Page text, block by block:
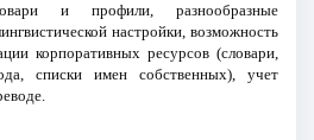
и профили, разнообразные
настройки, возможность
корпоративных ресурсов (словари,
списки имен собственных), учет